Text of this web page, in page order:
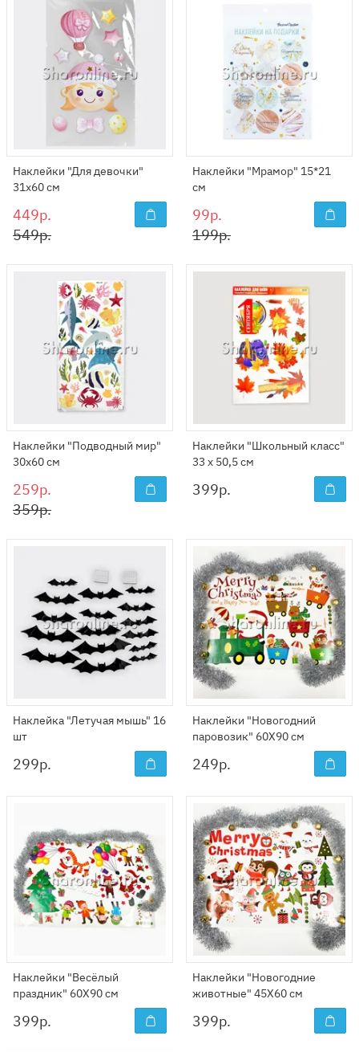
Наклейки "Для девочки"
31х60 см
449р.
549р.
Наклейки "Мрамор" 15*21
см
99р.
199р.
Наклейки "Подводный мир"
30х60 см
259р.
359р.
Наклейки "Школьный класс"
33 х 50,5 см
399р.
Наклейка "Летучая мышь" 16
шт
299р.
Наклейки "Новогодний
паровозик" 60X90 см
249р.
Наклейки "Весёлый
праздник" 60Х90 см
399р.
Наклейки "Новогодние
животные" 45Х60 см
399р.